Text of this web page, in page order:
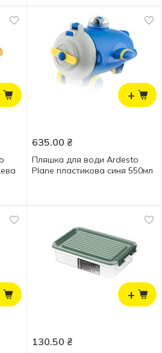
+
635.00 ₴
Пляшка для води Ardesto
Plane пластикова синя 550мл
+
130.50 ₴